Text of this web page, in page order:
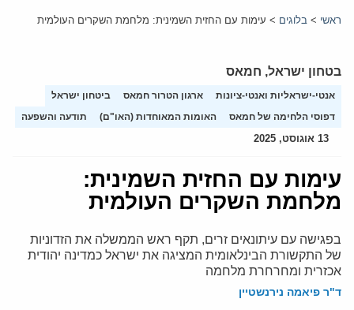
ראשי > בלוגים > עימות עם החזית השמינית: מלחמת השקרים העולמית
בטחון ישראל, חמאס
אנטי-ישראליות ואנטי-ציונות ארגון הטרור חמאס
ביטחון ישראל
דפוסי הלחימה של חמאס
האומות המאוחדות (האו"ם) תודעה והשפעה
13 אוגוסט, 2025
עימות עם החזית השמינית:
מלחמת השקרים העולמית
בפגישה עם עיתונאים זרים, תקף ראש הממשלה את הזדוניות
של התקשורת הבינלאומית המציגה את ישראל כמדינה יהודית
אכזרית ומחרחרת מלחמה
ד"ר פיאמה נירנשטיין